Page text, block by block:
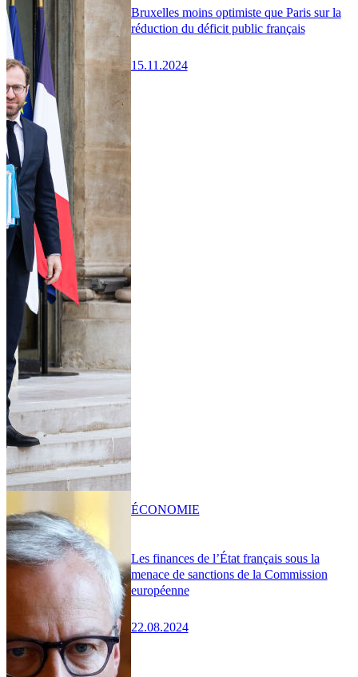
Bruxelles moins optimiste que Paris sur la
réduction du déficit public français
15.11.2024
Les finances de l’État français sous la
menace de sanctions de la Commission
européenne
22.08.2024
ÉCONOMIE